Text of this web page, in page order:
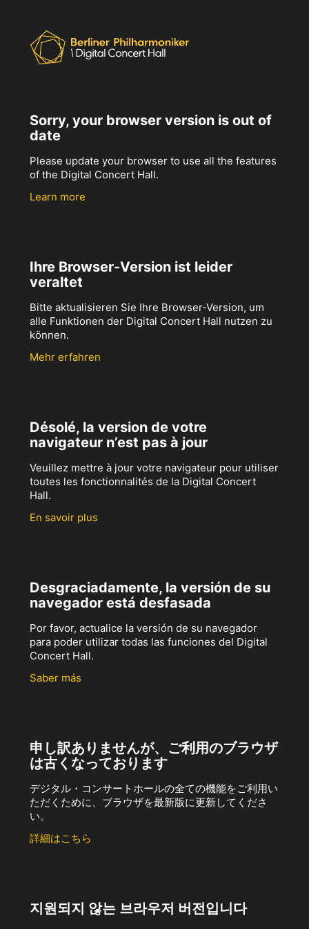
Sorry, your browser version is out of
date
Please update your browser to use all the features
of the Digital Concert Hall.
Learn more
Ihre Browser-Version ist leider
veraltet
Bitte aktualisieren Sie Ihre Browser-Version, um
alle Funktionen der Digital Concert Hall nutzen zu
können.
Mehr erfahren
Désolé, la version de votre
navigateur n’est pas à jour
Veuillez mettre à jour votre navigateur pour utiliser
toutes les fonctionnalités de la Digital Concert
Hall.
En savoir plus
Desgraciadamente, la versión de su
navegador está desfasada
Por favor, actualice la versión de su navegador
para poder utilizar todas las funciones del Digital
Concert Hall.
Saber más
申し訳ありませんが、ご利用のブラウザ
は古くなっております
デジタル・コンサートホールの全ての機能をご利用い
ただくために、ブラウザを最新版に更新してくださ
い。
詳細はこちら
지원되지 않는 브라우저 버전입니다